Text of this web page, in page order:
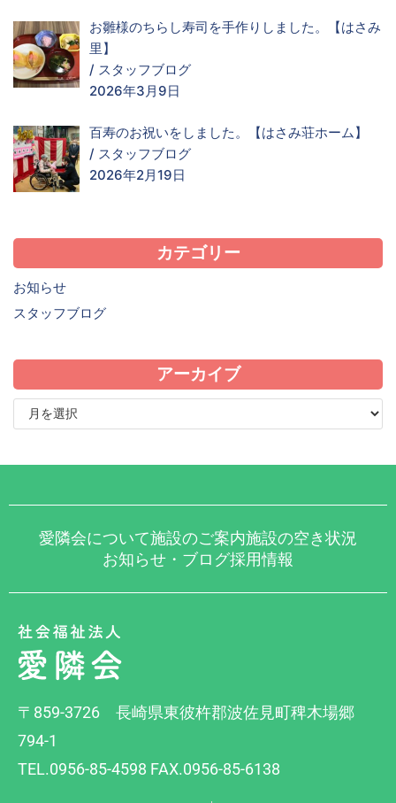
お雛様のちらし寿司を手作りしました。【はさみ
里】
/ スタッフブログ
2026年3月9日
百寿のお祝いをしました。【はさみ荘ホーム】
/ スタッフブログ
2026年2月19日
カテゴリー
お知らせ
スタッフブログ
アーカイブ
愛隣会について施設のご案内施設の空き状況
お知らせ・ブログ採用情報
〒859-3726 長崎県東彼杵郡波佐見町稗木場郷
794-1
TEL.0956-85-4598 FAX.0956-85-6138